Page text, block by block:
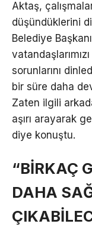
Aktaş,
düşündüklerini
Belediye
sorunlarını
bir süre daha
Zaten ilgili
aşırı arayarak
diye konuştu.
“BİRKAÇ
DAHA